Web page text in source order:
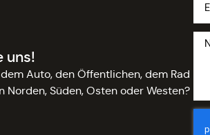
uns!
Auto, den Öffentlichen, dem Rad
Norden, Süden, Osten oder Westen?